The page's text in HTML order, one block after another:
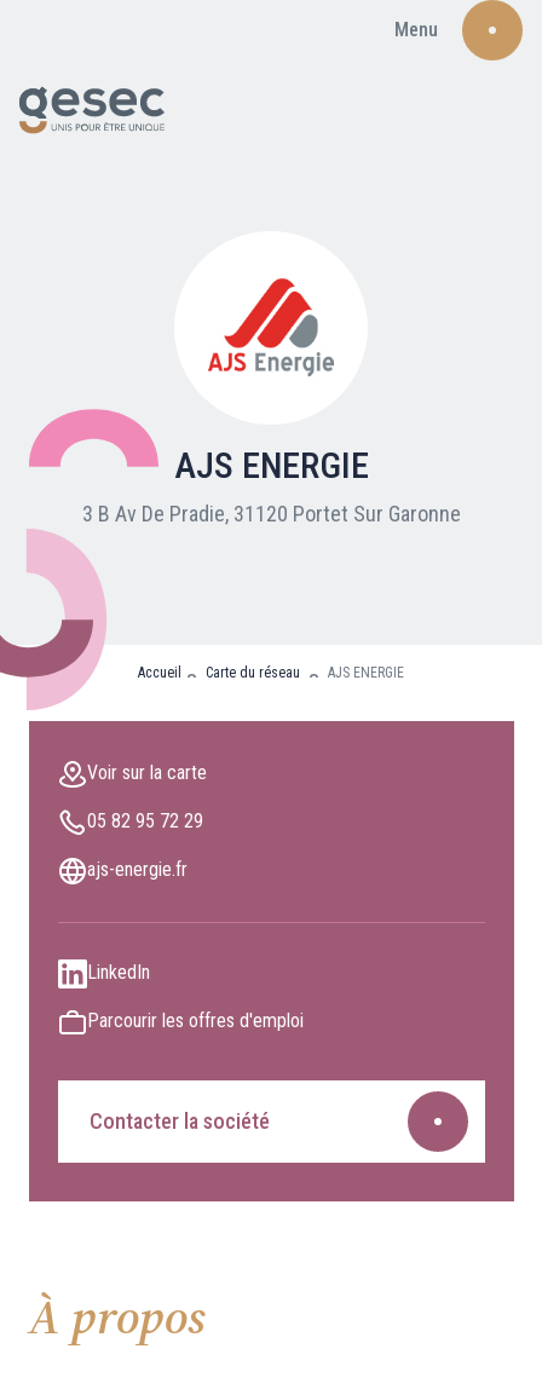
Menu
Nos adhérents
Carte du réseau
Nos partenaires
Clients professionnels
AJS ENERGIE
3 B Av De Pradie, 31120 Portet Sur Garonne
Accueil Carte du réseau AJS ENERGIE
Voir sur la carte
05 82 95 72 29
ajs-energie.fr
LinkedIn
Parcourir les offres d'emploi
Contacter la société
À propos